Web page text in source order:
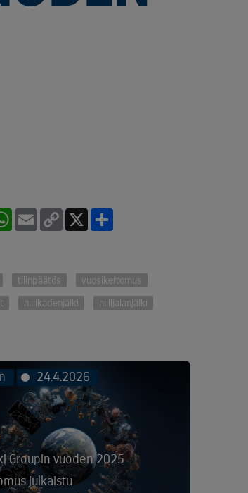
WhatsApp
Email
Copy
tilinpäätös vuosikertomus
hiilikädenjälki hiilijalanjälki
24.4.2026
Groupin vuoden 2025
julkaistu